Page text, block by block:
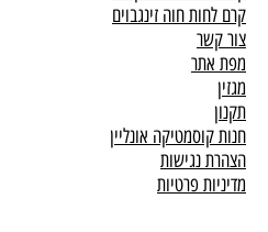
קרם לחות חוה זינגבוים
צור קשר
מפת אתר
מגזין
תקנון
חנות קוסמטיקה אונליין
הצהרת נגישות
מדיניות פרטיות